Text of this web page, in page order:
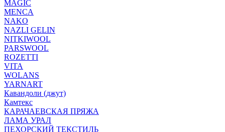
MAGIC
MENCA
NAKO
NAZLI GELIN
NITKIWOOL
PARSWOOL
ROZETTI
VITA
WOLANS
YARNART
Кавандоли (джут)
Камтекс
КАРАЧАЕВСКАЯ ПРЯЖА
ЛАМА УРАЛ
ПЕХОРСКИЙ ТЕКСТИЛЬ